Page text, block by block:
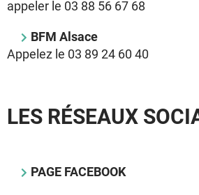
appeler le 03 88 56 67 68
BFM Alsace
Appelez le 03 89 24 60 40
LES RÉSEAUX
PAGE FACEBOOK